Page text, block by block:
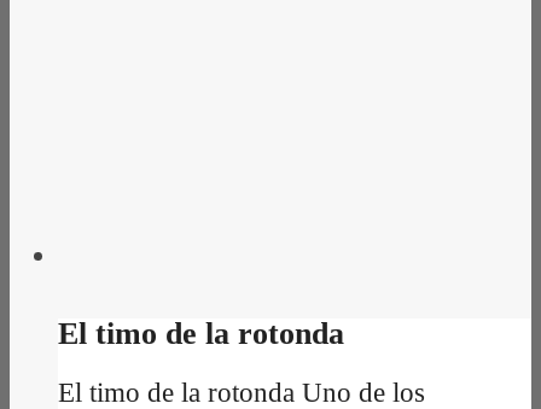
El timo de la rotonda
El timo de la rotonda Uno de los